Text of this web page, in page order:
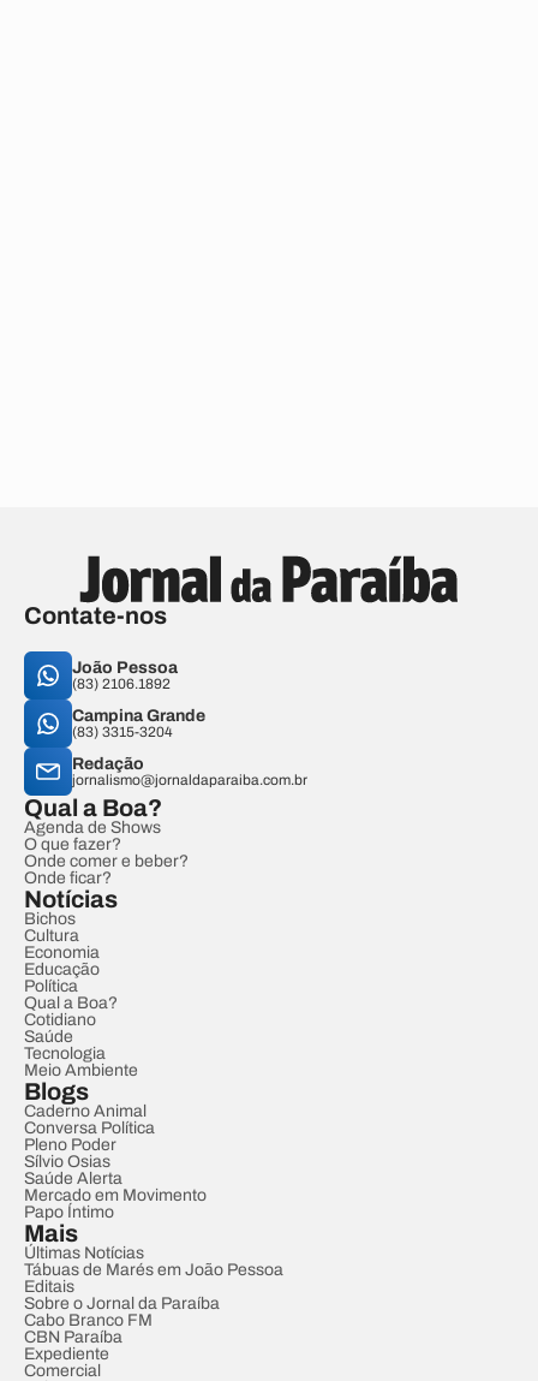
Contate-nos
João Pessoa
(83) 2106.1892
Campina Grande
(83) 3315-3204
Redação
jornalismo@jornaldaparaiba.com.br
Qual a Boa?
Agenda de Shows
O que fazer?
Onde comer e beber?
Onde ficar?
Notícias
Bichos
Cultura
Economia
Educação
Política
Qual a Boa?
Cotidiano
Saúde
Tecnologia
Meio Ambiente
Blogs
Caderno Animal
Conversa Política
Pleno Poder
Sílvio Osias
Saúde Alerta
Mercado em Movimento
Papo Íntimo
Mais
Últimas Notícias
Tábuas de Marés em João Pessoa
Editais
Sobre o Jornal da Paraíba
Cabo Branco FM
CBN Paraíba
Expediente
Comercial